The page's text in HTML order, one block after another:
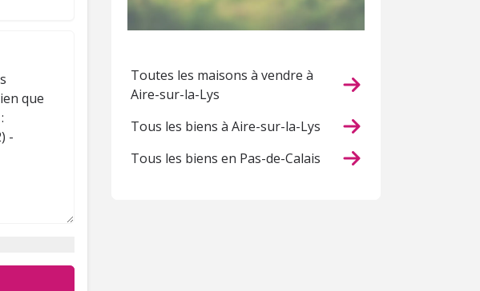
Toutes les maisons à vendre à
Aire-sur-la-Lys
Tous les biens à Aire-sur-la-Lys
Tous les biens en Pas-de-Calais